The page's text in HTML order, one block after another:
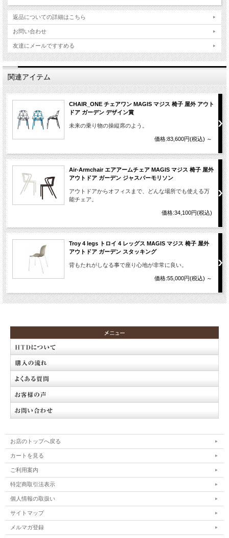
返品についての詳細はこちら
お問い合わせ
友達にメールですすめる
関連アイテム
CHAIR_ONE チェアワン MAGIS マジス 椅子 屋外 アウト
ドア ガーデン デザイン賞
未来の乗り物の操縦席のよう。
価格:83,600円(税込) ～
Air-Armchair エアアームチェア MAGIS マジス 椅子 屋外
アウトドア ガーデン ジャスパーモリソン
アウトドアからオフィスまで、どんな場所でも使える万
能チェア。
価格:34,100円(税込)
Troy 4 legs トロイ 4 レッグス MAGIS マジス 椅子 屋外
アウトドア ガーデン スタッキング
背もたれがしなる事で座り心地が非常に良い。
価格:55,000円(税込) ～
お店のトップへ戻る
カートを見る
ご利用案内
特定商取引法表示
個人情報の取扱い
サイトマップ
メルマガ登録